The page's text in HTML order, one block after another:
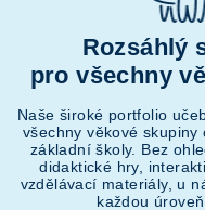
Rozsáhlý
pro všechny
Naše široké portfolio
všechny věkové
základní školy. Bez
didaktické hry,
vzdělávací materiály, u
každou